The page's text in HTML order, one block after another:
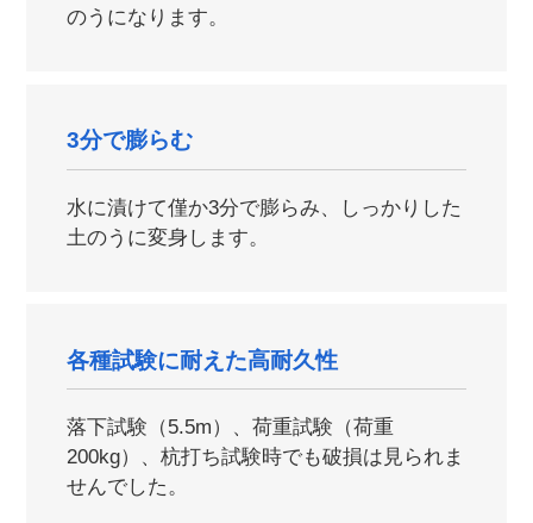
のうになります。
3分で膨らむ
水に漬けて僅か3分で膨らみ、しっかりした
土のうに変身します。
各種試験に耐えた高耐久性
落下試験（5.5m）、荷重試験（荷重
200kg）、杭打ち試験時でも破損は見られま
せんでした。